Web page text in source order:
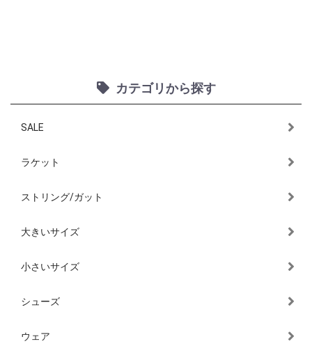
カテゴリから探す
SALE
ラケット
ストリング/ガット
大きいサイズ
小さいサイズ
シューズ
ウェア